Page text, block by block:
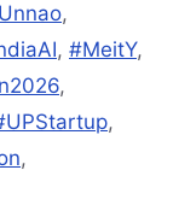
,
, #MeitY,
,
,
,